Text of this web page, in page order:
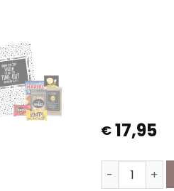
€ 17,95
Filmavond |